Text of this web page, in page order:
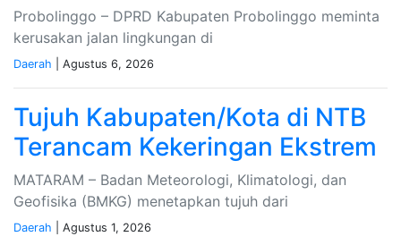
Probolinggo – DPRD Kabupaten Probolinggo meminta
kerusakan jalan lingkungan di
Daerah | Agustus 6, 2026
Tujuh Kabupaten/Kota di NTB
Terancam Kekeringan Ekstrem
MATARAM – Badan Meteorologi, Klimatologi, dan
Geofisika (BMKG) menetapkan tujuh dari
Daerah | Agustus 1, 2026